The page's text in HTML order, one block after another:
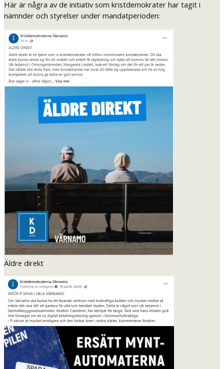
Här är några av de initiativ som kristdemokrater har tagit i
nämnder och styrelser under mandatperioden:
Äldre direkt